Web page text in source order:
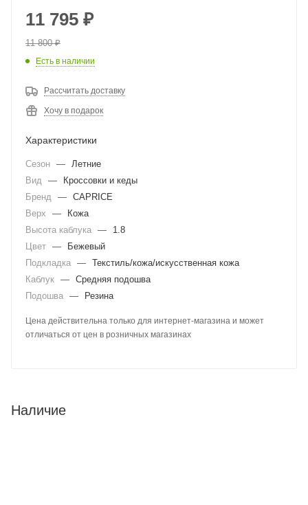
11 795 ₽
11 800₽
Есть в наличии
Рассчитать доставку
Хочу в подарок
Характеристики
Сезон —
Летние
Вид
—
Кроссовки и кеды
Бренд
— CAPRICE
Верх
—
Кожа
Высота каблука —
1.8
Цвет —
Бежевый
Подкладка — Текстиль/кожа/искусственная кожа
Каблук — Средняя подошва
Подошва — Резина
Цена действительна только для интернет-магазина и может
отличаться от цен в розничных магазинах
Наличие